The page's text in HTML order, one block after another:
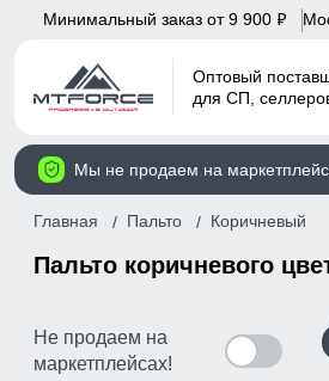
Минимальный заказ от 9 900 p
Оптовый
для СП,
Мы не продаем на
Главная Пальто Коричневый
Пальто коричневого
Не продаем на
маркетплейсах!